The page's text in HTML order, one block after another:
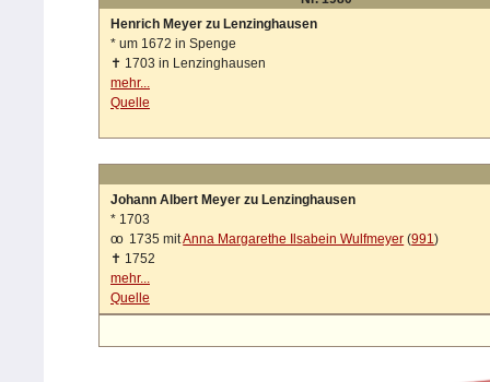
Henrich Meyer zu Lenzinghausen
* um 1672 in Spenge
✝ 1703 in Lenzinghausen
mehr...
Quelle
Johann Albert Meyer zu Lenzinghausen
* 1703
oo
1735 mitAnna Margarethe Ilsabein Wulfmeyer (991)
✝ 1752
mehr...
Quelle